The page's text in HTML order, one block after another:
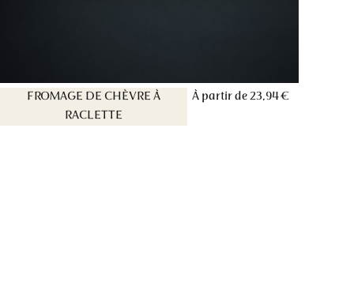
FROMAGE DE CHÈVRE À
RACLETTE
À partir de23,94 €